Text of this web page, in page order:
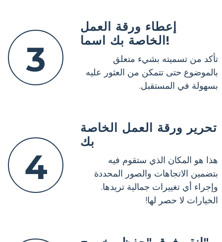
3
إعطاء ورقة العمل
الخاصة بك اسما!
تأكد من تسميته بشيء متعلق
بالموضوع حتى تتمكن من العثور عليه
بسهولة في المستقبل.
4
تحرير ورقة العمل الخاصة
بك
هذا هو المكان الذي ستقوم فيه
بتضمين الاتجاهات والصور المحددة
وإجراء أي تغييرات جمالية تريدها.
الخيارات لا حصر لها!